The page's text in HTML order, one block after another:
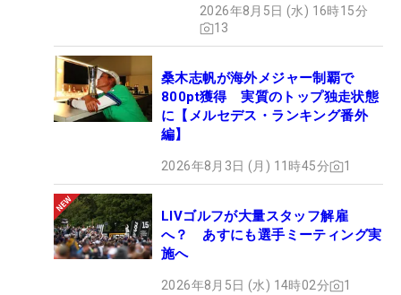
2026年8月5日 (水) 16時15分
13
桑木志帆が海外メジャー制覇で
800pt獲得 実質のトップ独走状態
に【メルセデス・ランキング番外
編】
2026年8月3日 (月) 11時45分 1
LIVゴルフが大量スタッフ解雇
へ？ あすにも選手ミーティング実
施へ
2026年8月5日 (水) 14時02分 1